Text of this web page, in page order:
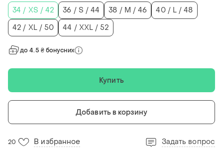
34 / XS / 42
36 / S / 44 38 / M / 46
40 / L / 48
42 / XL / 50
44 / XXL / 52
до 4.5 ₴ бонусних
Купить
Добавить в корзину
20 В избранное Задать вопрос